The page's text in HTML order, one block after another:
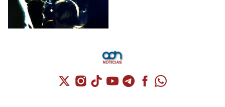
Cuenta de X / Twitter (se abre en una
Cuenta de Instagram (se abre en una
Cuenta de TikTok (se abre en
Cuenta de YouTube (se abre
Cuenta de Telegram (se
Cuenta de
Cuenta de